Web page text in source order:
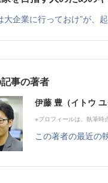
大企業に行っておけ”が、
事の著者
伊藤 豊（イトウ ユ
※プロフィールは、執筆時
この著者の最近の